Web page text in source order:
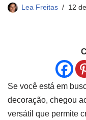
Lea Freitas 12
Se você está em
decoração, chegou
versátil que permite